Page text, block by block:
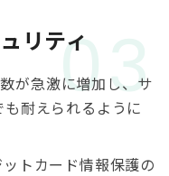
リティ
が急激に増加し、サ
耐えられるように
トカード情報保護の
03